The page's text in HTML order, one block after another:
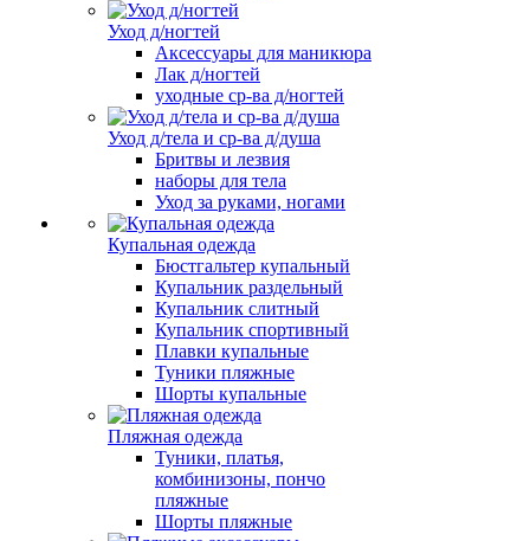
Уход д/ногтей
Аксессуары для маникюра
Лак д/ногтей
уходные ср-ва д/ногтей
Уход д/тела и ср-ва д/душа
Бритвы и лезвия
наборы для тела
Уход за руками, ногами
Купальная одежда
Бюстгальтер купальный
Купальник раздельный
Купальник слитный
Купальник спортивный
Плавки купальные
Туники пляжные
Шорты купальные
Пляжная одежда
Туники, платья,
комбинизоны, пончо
пляжные
Шорты пляжные